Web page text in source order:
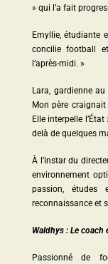
» qui l’a fait
Emyllie, étudiante
concilie football
l’après-midi. »
Lara, gardienne
Mon père
Elle interpelle
delà de quelques
À l’instar du
environnement
passion, études
reconnaissance et
Waldhys : Le
Passionné de